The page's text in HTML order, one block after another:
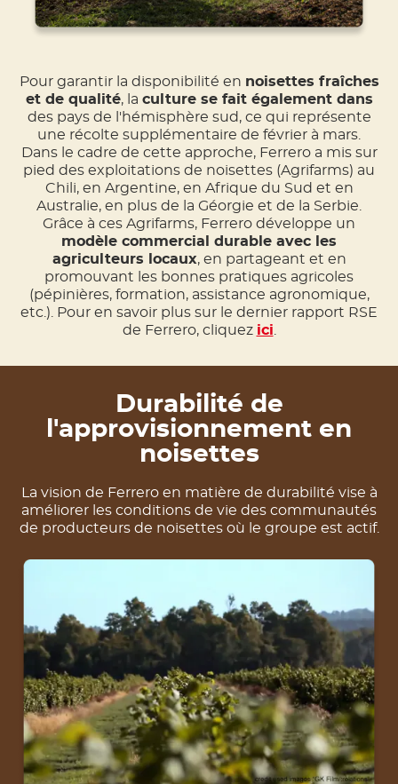
Pour garantir la disponibilité en noisettes fraîches
et de qualité, la culture se fait également dans
des pays de l'hémisphère sud, ce qui représente
une récolte supplémentaire de février à mars.
Dans le cadre de cette approche, Ferrero a mis sur
pied des exploitations de noisettes (Agrifarms) au
Chili, en Argentine, en Afrique du Sud et en
Australie, en plus de la Géorgie et de la Serbie.
Grâce à ces Agrifarms, Ferrero développe un
modèle commercial durable avec les
agriculteurs locaux, en partageant et en
promouvant les bonnes pratiques agricoles
(pépinières, formation, assistance agronomique,
etc.). Pour en savoir plus sur le dernier rapport RSE
de Ferrero, cliquez ici
Durabilité de
l'approvisionnement en
noisettes
La vision de Ferrero en matière de durabilité vise à
améliorer les conditions de vie des communautés
de producteurs de noisettes où le groupe est actif.